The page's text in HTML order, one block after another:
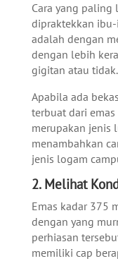
Cara yang
dipraktekkan
adalah dengan
dengan lebih
gigitan atau tidak.
Apabila ada
terbuat dari
merupakan jenis
menambahkan
jenis logam
2. Melihat
Emas kadar 375
dengan yang
perhiasan
memiliki cap